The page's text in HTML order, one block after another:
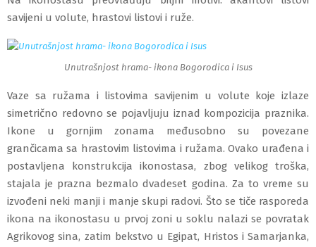
savijeni u volute, hrastovi listovi i ruže.
Unutrašnjost hrama- ikona Bogorodica i Isus
Vaze sa ružama i listovima savijenim u volute koje izlaze
simetrično redovno se pojavljuju iznad kompozicija praznika.
Ikone u gornjim zonama međusobno su povezane
grančicama sa hrastovim listovima i ružama. Ovako urađena i
postavljena konstrukcija ikonostasa, zbog velikog troška,
stajala je prazna bezmalo dvadeset godina. Za to vreme su
izvođeni neki manji i manje skupi radovi. Što se tiče rasporeda
ikona na ikonostasu u prvoj zoni u soklu nalazi se povratak
Agrikovog sina, zatim bekstvo u Egipat, Hristos i Samarjanka,